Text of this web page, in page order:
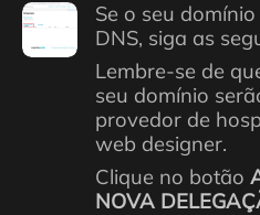
Se o seu
DNS, siga as
Lembre-se de
seu domínio
provedor de
web designer.
Clique no botão
NOVA